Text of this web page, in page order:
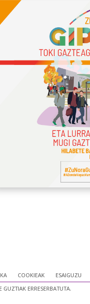
COOKIEAK
ESAIGUZU
ERRESERBATUTA.